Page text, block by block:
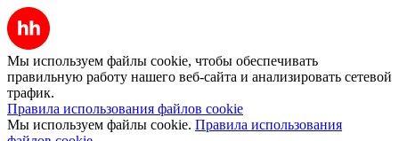
Мы используем файлы cookie, чтобы обеспечивать
правильную работу нашего веб-сайта и анализировать сетевой
трафик.
Правила использования файлов cookie
Мы используем файлы cookie. Правила использования